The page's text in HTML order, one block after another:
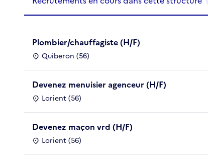
Plombier/chauffagiste (H/F)
Quiberon (56)
Devenez menuisier agenceur (H/F)
Lorient (56)
Devenez maçon vrd (H/F)
Lorient (56)